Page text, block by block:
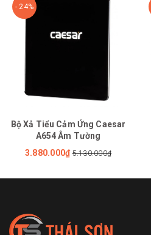
- 24%
Bộ Xả Tiểu Cảm Ứng Caesar
A654 Âm Tường
3.880.000₫ 5.130.000₫